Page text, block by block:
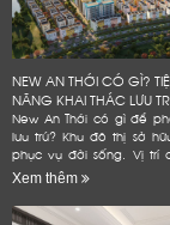
NEW AN THỚI CÓ GÌ?
NĂNG KHAI THÁC LƯU
New An Thới có gì để
lưu trú? Khu đô thị sở
phục vụ đời sống. Vị trí
kết nối các điểm đến tại
Xem thêm